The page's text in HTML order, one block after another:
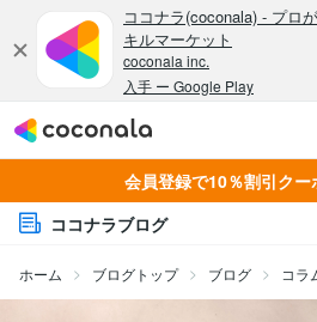
会員登録で10％割引クー
ココナラブログ
ホーム ブログトップ ブログ コラ